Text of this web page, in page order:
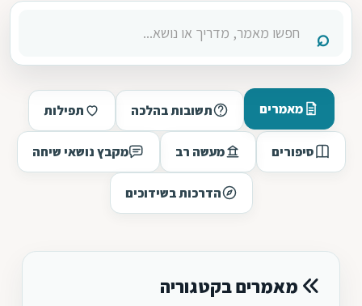
מאמרים תשובות בהלכה תפילות
סיפורים מעשה רב מקבץ נושאי שיחה
הדרכות בשידוכים
מאמרים בקטגוריה